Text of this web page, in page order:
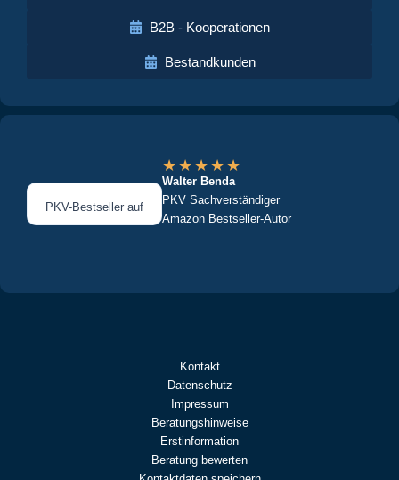
B2B - Kooperationen
Bestandkunden
PKV-Bestseller auf
★ ★ ★ ★ ★
Walter Benda
PKV Sachverständiger
Amazon Bestseller-Autor
Kontakt
Datenschutz
Impressum
Beratungshinweise
Erstinformation
Beratung bewerten